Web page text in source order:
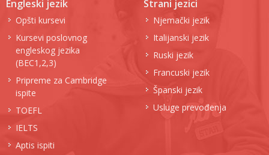
Engleski jezik
Opšti kursevi
Kursevi poslovnog
engleskog jezika
(BEC1,2,3)
Pripreme za Cambridge
ispite
TOEFL
IELTS
Aptis ispiti
Strani jezici
Njemački jezik
Italijanski jezik
Ruski jezik
Francuski jezik
Španski jezik
Usluge prevođenja